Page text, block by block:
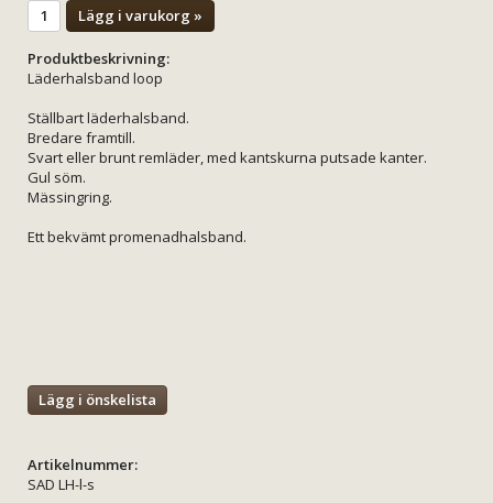
Lägg i varukorg »
Produktbeskrivning:
Läderhalsband loop
Ställbart läderhalsband.
Bredare framtill.
Svart eller brunt remläder, med kantskurna putsade kanter.
Gul söm.
Mässingring.
Ett bekvämt promenadhalsband.
Lägg i önskelista
Artikelnummer:
SAD LH-l-s